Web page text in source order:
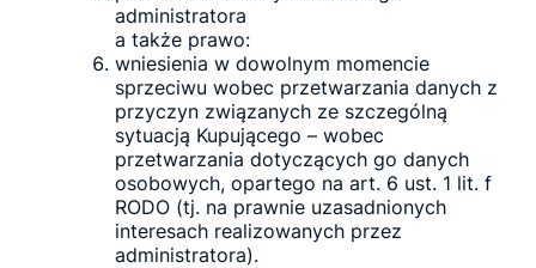
administratora
a także prawo:
wniesienia w dowolnym momencie
sprzeciwu wobec przetwarzania danych z
przyczyn związanych ze szczególną
sytuacją Kupującego – wobec
przetwarzania dotyczących go danych
osobowych, opartego na art. 6 ust. 1 lit. f
RODO (tj. na prawnie uzasadnionych
interesach realizowanych przez
administratora).